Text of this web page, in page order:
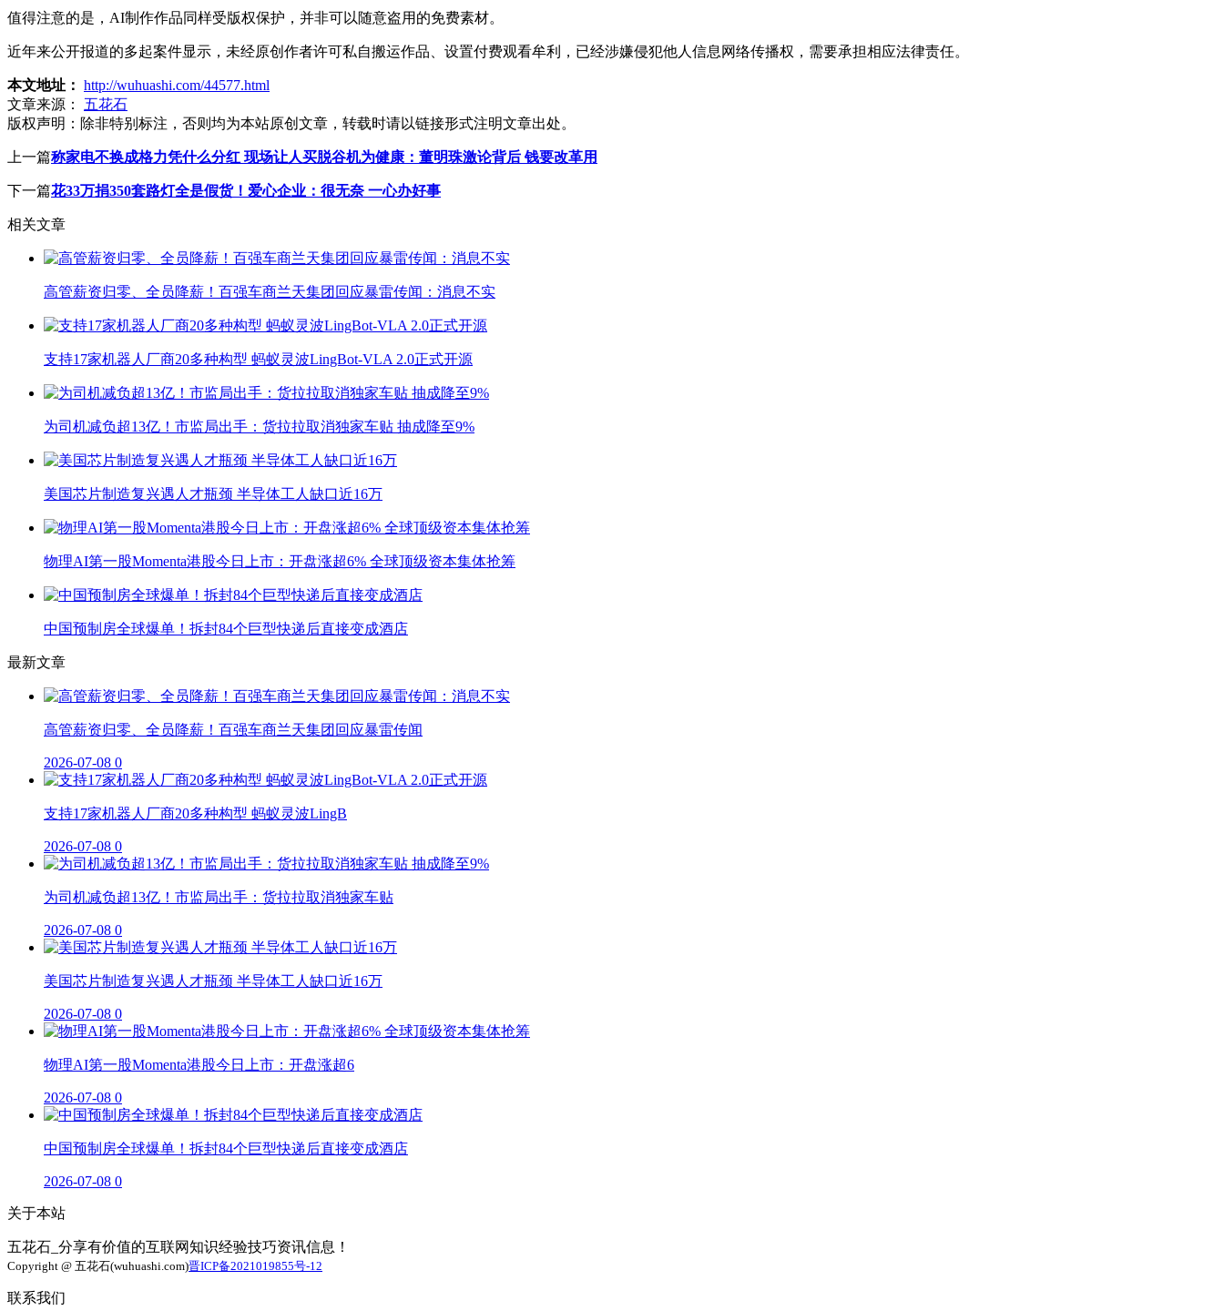
值得注意的是，AI制作作品同样受版权保护，并非可以随意盗用的免费素材。
近年来公开报道的多起案件显示，未经原创作者许可私自搬运作品、设置付费观看牟利，已经涉嫌侵犯他人信息网络传播权，需要承担相应法律责任。
本文地址： http://wuhuashi.com/44577.html
文章来源：
五花石
版权声明： 除非特别标注，否则均为本站原创文章，转载时请以链接形式注明文章出处。
上一篇称家电不换成格力凭什么分红 现场让人买脱谷机为健康：董明珠激论背后 钱要改革用
下一篇花33万捐350套路灯全是假货！爱心企业：很无奈 一心办好事
相关文章
高管薪资归零、全员降薪！百强车商兰天集团回应暴雷传闻：消息不实
支持17家机器人厂商20多种构型 蚂蚁灵波LingBot-VLA 2.0正式开源
为司机减负超13亿！市监局出手：货拉拉取消独家车贴 抽成降至9%
美国芯片制造复兴遇人才瓶颈 半导体工人缺口近16万
物理AI第一股Momenta港股今日上市：开盘涨超6% 全球顶级资本集体抢筹
中国预制房全球爆单！拆封84个巨型快递后直接变成酒店
最新文章
高管薪资归零、全员降薪！百强车商兰天集团回应暴雷传闻
2026-07-08 0
支持17家机器人厂商20多种构型 蚂蚁灵波LingB
2026-07-08 0
为司机减负超13亿！市监局出手：货拉拉取消独家车贴
2026-07-08 0
美国芯片制造复兴遇人才瓶颈 半导体工人缺口近16万
2026-07-08 0
物理AI第一股Momenta港股今日上市：开盘涨超6
2026-07-08 0
中国预制房全球爆单！拆封84个巨型快递后直接变成酒店
2026-07-08 0
关于本站
五花石_分享有价值的互联网知识经验技巧资讯信息！
Copyright @ 五花石(wuhuashi.com)晋ICP备2021019855号-12
联系我们